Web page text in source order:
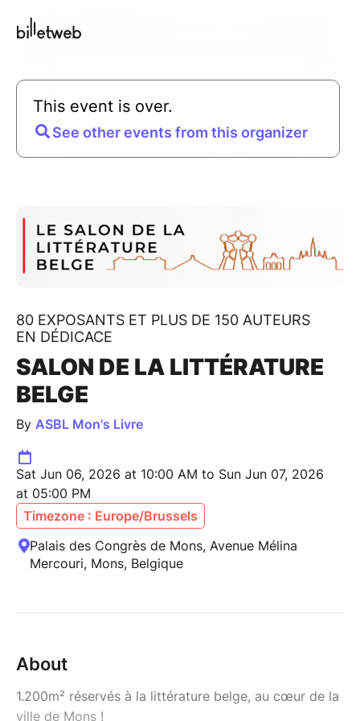
This event is over.
See other events from this organizer
80 EXPOSANTS ET PLUS DE 150 AUTEURS
EN DÉDICACE
SALON DE LA LITTÉRATURE
BELGE
By ASBL Mon's Livre
Sat Jun 06, 2026 at 10:00 AM to Sun Jun 07, 2026
at 05:00 PM
Timezone : Europe/Brussels
Palais des Congrès de Mons, Avenue Mélina
Mercouri, Mons, Belgique
About
1.200m² réservés à la littérature belge, au cœur de la
ville de Mons !